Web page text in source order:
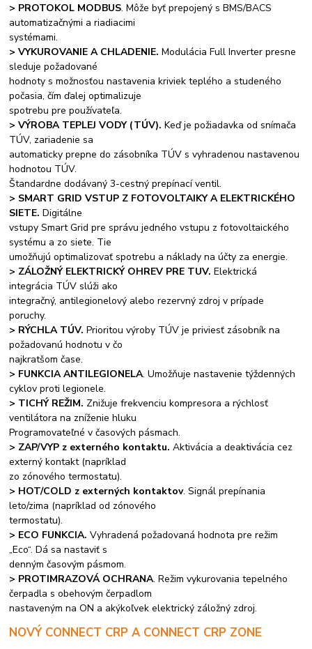
> PROTOKOL MODBUS. Môže byť prepojený s BMS/BACS
automatizačnými a riadiacimi
systémami.
> VYKUROVANIE A CHLADENIE. Modulácia Full Inverter presne
sleduje požadované
hodnoty s možnosťou nastavenia kriviek teplého a studeného
počasia, čím ďalej optimalizuje
spotrebu pre používateľa.
> VÝROBA TEPLEJ VODY (TÚV). Keď je požiadavka od snímača
TÚV, zariadenie sa
automaticky prepne do zásobníka TÚV s vyhradenou nastavenou
hodnotou TÚV.
Štandardne dodávaný 3-cestný prepínací ventil.
> SMART GRID VSTUP Z FOTOVOLTAIKY A ELEKTRICKÉHO
SIETE. Digitálne
vstupy Smart Grid pre správu jedného vstupu z fotovoltaického
systému a zo siete. Tie
umožňujú optimalizovať spotrebu a náklady na účty za energie.
> ZÁLOŽNÝ ELEKTRICKÝ OHREV PRE TUV. Elektrická
integrácia TÚV slúži ako
integračný, antilegionelový alebo rezervný zdroj v prípade
poruchy.
> RÝCHLA TÚV. Prioritou výroby TÚV je priviesť zásobník na
požadovanú hodnotu v čo
najkratšom čase.
> FUNKCIA ANTILEGIONELA. Umožňuje nastavenie týždenných
cyklov proti legionele.
> TICHÝ REŽIM. Znižuje frekvenciu kompresora a rýchlosť
ventilátora na zníženie hluku
Programovateľné v časových pásmach.
> ZAP/VYP z externého kontaktu. Aktivácia a deaktivácia cez
externý kontakt (napríklad
zo zónového termostatu).
> HOT/COLD z externých kontaktov. Signál prepínania
leto/zima (napríklad od zónového
termostatu).
> ECO FUNKCIA. Vyhradená požadovaná hodnota pre režim
„Eco“. Dá sa nastaviť s
denným časovým pásmom.
> PROTIMRAZOVÁ OCHRANA. Režim vykurovania tepelného
čerpadla s obehovým čerpadlom
nastaveným na ON a akýkoľvek elektrický záložný zdroj.
NOVÝ CONNECT CRP A CONNECT CRP ZONE